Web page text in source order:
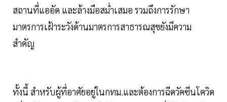
สถานที่แออัด และล้างมือสม่ำเสมอ รวมถึงการรักษา
มาตรการเฝ้าระวังด้านมาตรการสาธารณสุขยังมีความ
สำคัญ
ทั้งนี้ สำหรับผู้ที่อาศัยอยู่ในกทม.และต้องการฉีดวัคซีนโควิด